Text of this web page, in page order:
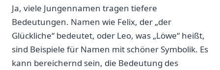
Ja, viele⁣ Jungennamen ​tragen tiefere
Bedeutungen.⁤ Namen⁤ wie Felix,⁤ der „der
Glückliche“ bedeutet, oder⁤ Leo,⁢ was „Löwe“ heißt,
sind Beispiele für ​Namen mit schöner Symbolik. Es
kann bereichernd sein, die Bedeutung des⁤